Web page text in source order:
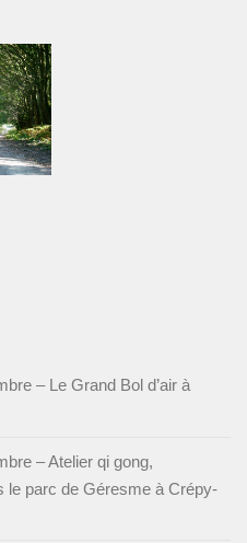
– Le Grand Bol d’air à
– Atelier qi gong,
le parc de Géresme à Crépy-